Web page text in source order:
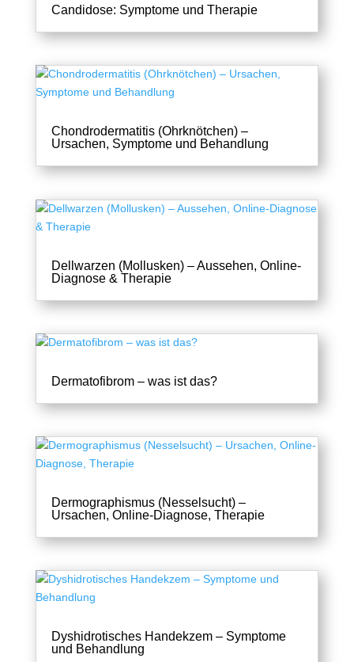
Candidose: Symptome und Therapie
Chondrodermatitis (Ohrknötchen) –
Ursachen, Symptome und Behandlung
Dellwarzen (Mollusken) – Aussehen, Online-
Diagnose & Therapie
Dermatofibrom – was ist das?
Dermographismus (Nesselsucht) –
Ursachen, Online-Diagnose, Therapie
Dyshidrotisches Handekzem – Symptome
und Behandlung